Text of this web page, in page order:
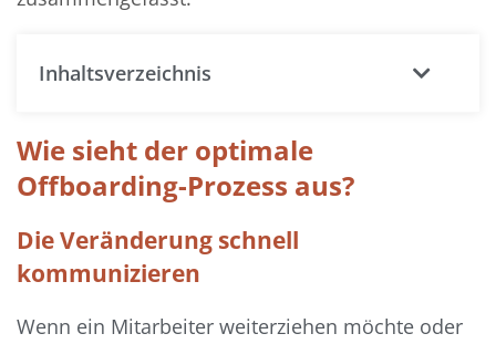
Inhaltsverzeichnis
Wie sieht der optimale
Offboarding-Prozess aus?
Die Veränderung schnell
kommunizieren
Wenn ein Mitarbeiter weiterziehen möchte oder